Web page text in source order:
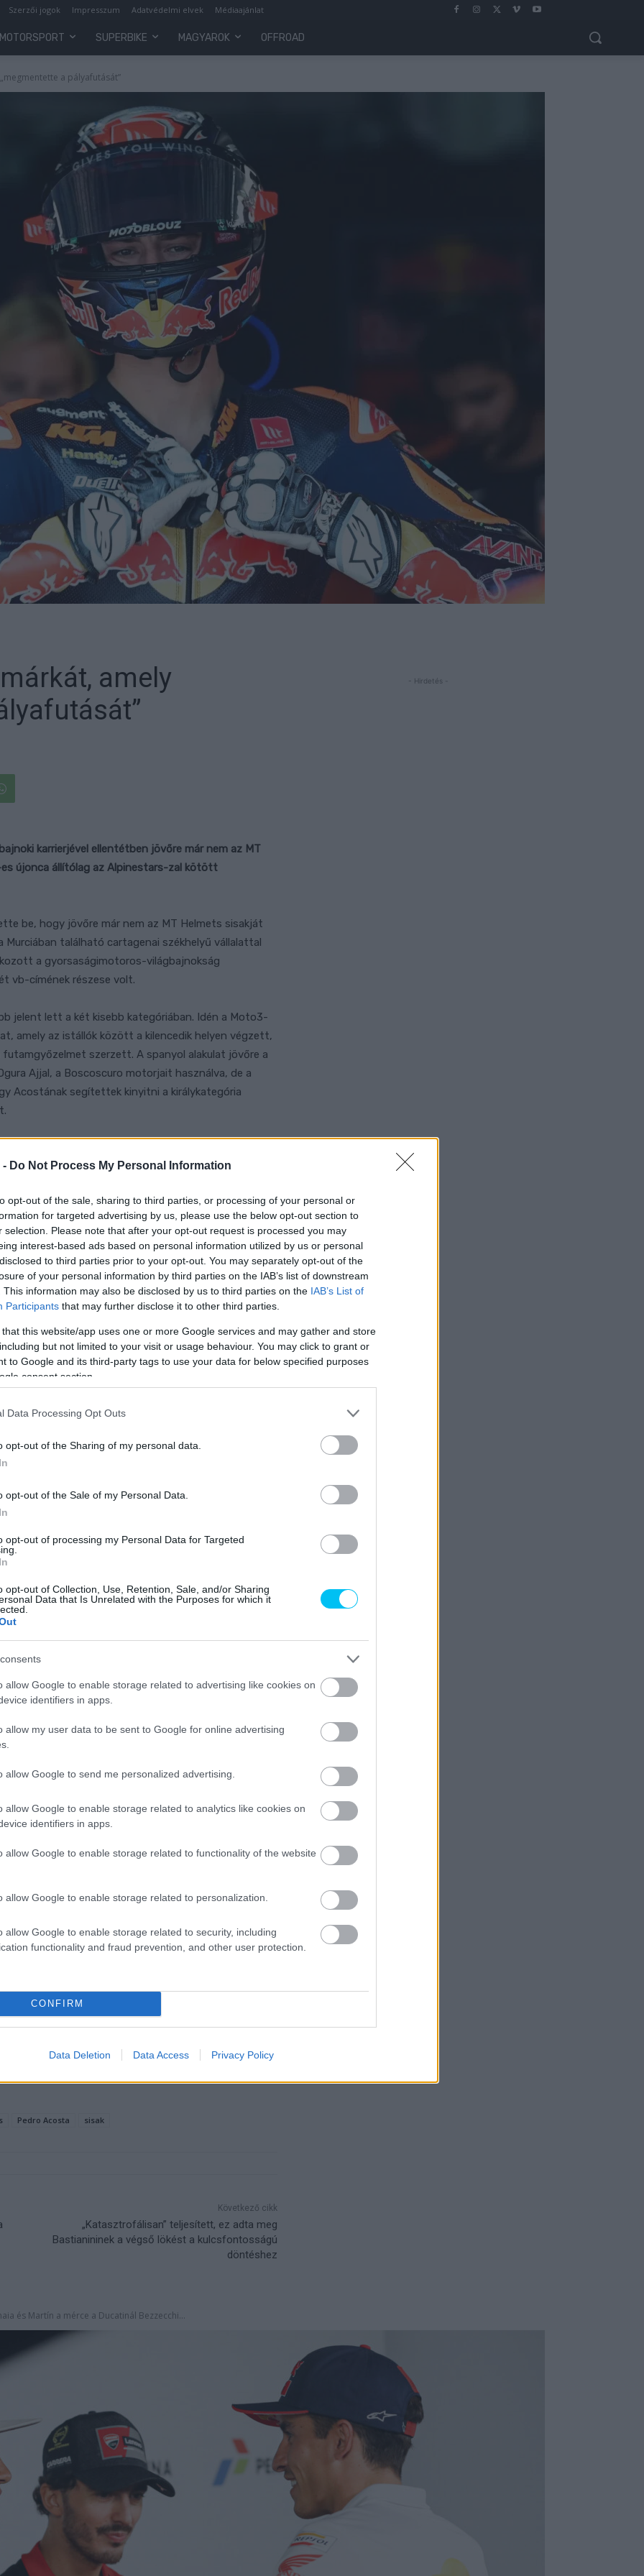
- Do Not Process My Personal Information
opt-out of the sale, sharing to third parties, or processing of your personal or
for targeted advertising by us, please use the below opt-out section to
selection. Please note that after your opt-out request is processed you may
interest-based ads based on personal information utilized by us or personal
to third parties prior to your opt-out. You may separately opt-out of the
of your personal information by third parties on the IAB’s list of downstream
This information may also be disclosed by us to third parties on the IAB’s List of
Participants that may further disclose it to other third parties.
that this website/app uses one or more Google services and may gather and store
but not limited to your visit or usage behaviour. You may click to grant or
to Google and its third-party tags to use your data for below specified purposes
consent section.
Data Processing Opt Outs
opt-out of the Sharing of my personal data.
opt-out of the Sale of my Personal Data.
opt-out of processing my Personal Data for Targeted
opt-out of Collection, Use, Retention, Sale, and/or Sharing
Data that Is Unrelated with the Purposes for which it
allow Google to enable storage related to advertising like cookies on
identifiers in apps.
allow my user data to be sent to Google for online advertising
allow Google to send me personalized advertising.
allow Google to enable storage related to analytics like cookies on
identifiers in apps.
allow Google to enable storage related to functionality of the website
allow Google to enable storage related to personalization.
allow Google to enable storage related to security, including
functionality and fraud prevention, and other user protection.
CONFIRM
Data Deletion Data Access Privacy Policy
Szerzői jogok Impresszum Adatvédelmi elvek Médiaajánlat
MOTORSPORT SUPERBIKE MAGYAROK OFFROAD
a pályafutását”
amely
karrierjével ellentétben jövőre már nem az MT
újonca állítólag az Alpinestars-zal kötött
be, hogy jövőre már nem az MT Helmets sisakját
Murciában található cartagenai székhelyű vállalattal
a gyorsaságimotoros-világbajnokság
vb-címének részese volt.
jelent lett a két kisebb kategóriában. Idén a Moto3-
amely az istállók között a kilencedik helyen végzett,
szerzett. A spanyol alakulat jövőre a
Ajjal, a Boscoscuro motorjait használva, de a
Acostának segítettek kinyitni a királykategória
a sportolói pályafutásomat – írta ki szombaton a
hogy pont akkor távozom, amikor felkerültem a
újra össze fog érni, és egy napon hazatérek. Ez
ők hittek bennem, és bármiféle probléma
volt. Az igazság az, hogy mindent megtettek
egy olyan sisakkal távozunk, amely két világbajnoki
most látni ezt a fejlődési ívet, amelyet
LA MARCA QUE
DEPORTIVA.
EN EL SALTO A
PIENSO QUE
SE VAN A VOLVER A
DÍA VOLVERÉ A
DE TIEMPO.
CEV ELLOS
🧵
üzenetet az X-en és az Instagramon, hogy
hogy elbúcsúzzon a cég munkatársaitól, és
érezhetően nagyon hálás a murciai
– Mindig is nagyon érzelmes volt eljönni az MT
sokan vannak itt, és a legtöbben tizenöt éves
kivették a részüket abból, hogy ez a sisak a
a sikereket, amelyeket együtt elértünk. Igazi
Helmetsnél töltöttem, és nagyon jó volt így
mindenkinek!”
be, de a
novemberben, miután jó néhány másik márka
népszerű a spanyol motorosok körében, de
tekintetében. Az idei évig ugyanis nem gyártottak
2023-ra megváltozott, és azóta Jorge Martín,
Pedro Acosta sisak
Következő cikk
„Katasztrofálisan” teljesített, ez adta meg
Bastianininek a végső lökést a kulcsfontosságú
döntéshez
- Hirdetés -